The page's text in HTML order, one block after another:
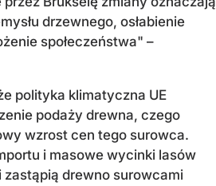
drzewnego, osłabienie
społeczeństwa" –
polityka klimatyczna UE
podaży drewna, czego
wzrost cen tego surowca.
i masowe wycinki lasów
zastąpią drewno surowcami